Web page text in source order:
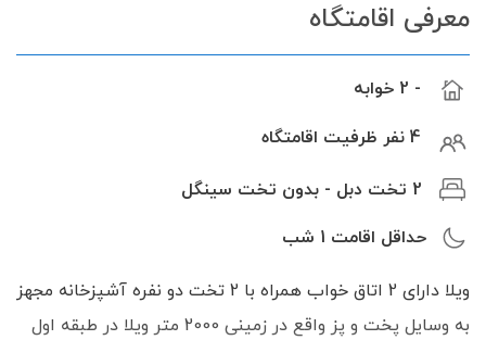
معرفی اقامتگاه
- 2 خوابه
4 نفر ظرفیت اقامتگاه
2 تخت دبل - بدون تخت سینگل
حداقل اقامت 1 شب
ویلا دارای 2 اتاق خواب همراه با 2 تخت دو نفره آشپزخانه مجهز
به وسایل پخت و پز واقع در زمینی 2000 متر ویلا در طبقه اول